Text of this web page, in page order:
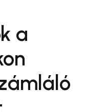
a